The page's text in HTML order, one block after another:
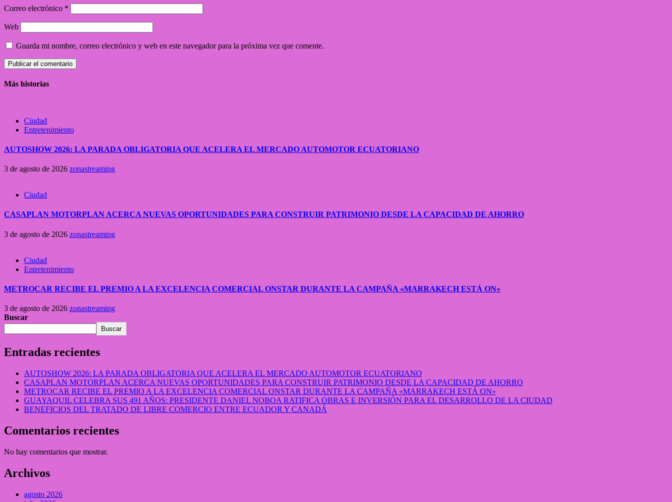
Correo electrónico *
Web
Guarda mi nombre, correo electrónico y web en este navegador para la próxima vez que comente.
Más historias
Ciudad
Entretenimiento
AUTOSHOW 2026: LA PARADA OBLIGATORIA QUE ACELERA EL MERCADO AUTOMOTOR ECUATORIANO
3 de agosto de 2026 zonastreaming
Ciudad
CASAPLAN MOTORPLAN ACERCA NUEVAS OPORTUNIDADES PARA CONSTRUIR PATRIMONIO DESDE LA CAPACIDAD DE AHORRO
3 de agosto de 2026 zonastreaming
Ciudad
Entretenimiento
METROCAR RECIBE EL PREMIO A LA EXCELENCIA COMERCIAL ONSTAR DURANTE LA CAMPAÑA «MARRAKECH ESTÁ ON»
3 de agosto de 2026 zonastreaming
Buscar
Buscar
Entradas recientes
AUTOSHOW 2026: LA PARADA OBLIGATORIA QUE ACELERA EL MERCADO AUTOMOTOR ECUATORIANO
CASAPLAN MOTORPLAN ACERCA NUEVAS OPORTUNIDADES PARA CONSTRUIR PATRIMONIO DESDE LA CAPACIDAD DE AHORRO
METROCAR RECIBE EL PREMIO A LA EXCELENCIA COMERCIAL ONSTAR DURANTE LA CAMPAÑA «MARRAKECH ESTÁ ON»
GUAYAQUIL CELEBRA SUS 491 AÑOS: PRESIDENTE DANIEL NOBOA RATIFICA OBRAS E INVERSIÓN PARA EL DESARROLLO DE LA CIUDAD
BENEFICIOS DEL TRATADO DE LIBRE COMERCIO ENTRE ECUADOR Y CANADÁ
Comentarios recientes
No hay comentarios que mostrar.
Archivos
agosto 2026